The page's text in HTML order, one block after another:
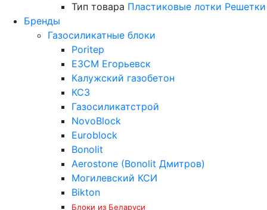
Тип товара Пластиковые лотки Решетки
Бренды
Газосиликатные блоки
Poritep
ЕЗСМ Егорьевск
Калужский газобетон
КСЗ
Газосиликатстрой
NovoBlock
Euroblock
Bonolit
Aerostone (Bonolit Дмитров)
Могилевский КСИ
Bikton
Блоки из Беларуси